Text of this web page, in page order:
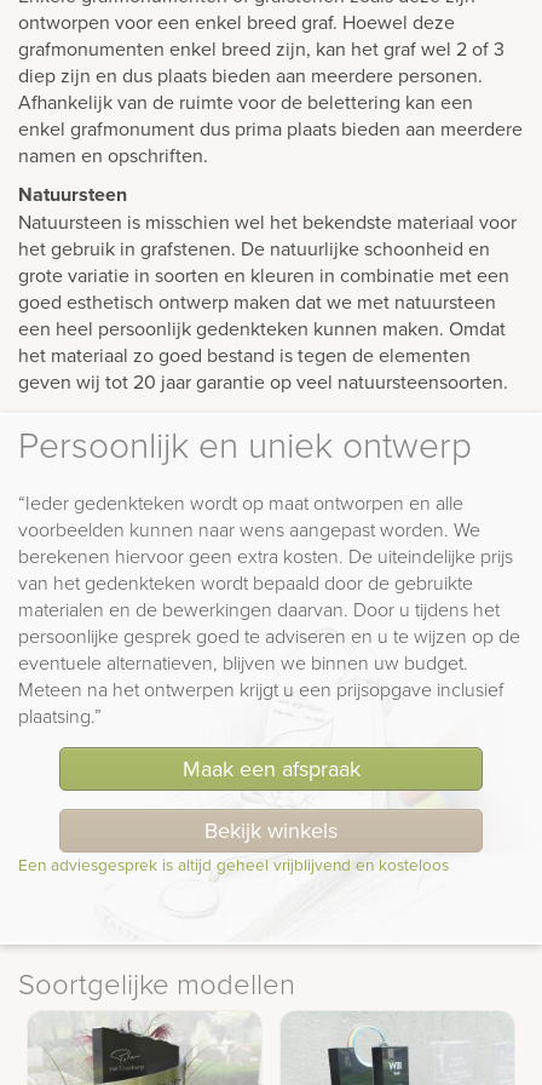
ontworpen voor een enkel breed graf. Hoewel deze
grafmonumenten enkel breed zijn, kan het graf wel 2 of 3
diep zijn en dus plaats bieden aan meerdere personen.
Afhankelijk van de ruimte voor de belettering kan een
enkel grafmonument dus prima plaats bieden aan meerdere
namen en opschriften.
Natuursteen
Natuursteen is misschien wel het bekendste materiaal voor
het gebruik in grafstenen. De natuurlijke schoonheid en
grote variatie in soorten en kleuren in combinatie met een
goed esthetisch ontwerp maken dat we met natuursteen
een heel persoonlijk gedenkteken kunnen maken. Omdat
het materiaal zo goed bestand is tegen de elementen
geven wij tot 20 jaar garantie op veel natuursteensoorten.
Persoonlijk en uniek ontwerp
“Ieder gedenkteken wordt op maat ontworpen en alle
voorbeelden kunnen naar wens aangepast worden. We
berekenen hiervoor geen extra kosten. De uiteindelijke prijs
van het gedenkteken wordt bepaald door de gebruikte
materialen en de bewerkingen daarvan. Door u tijdens het
persoonlijke gesprek goed te adviseren en u te wijzen op de
eventuele alternatieven, blijven we binnen uw budget.
Meteen na het ontwerpen krijgt u een prijsopgave inclusief
plaatsing.”
Maak een afspraak
Bekijk winkels
Een adviesgesprek is altijd geheel vrijblijvend en kosteloos
Soortgelijke modellen